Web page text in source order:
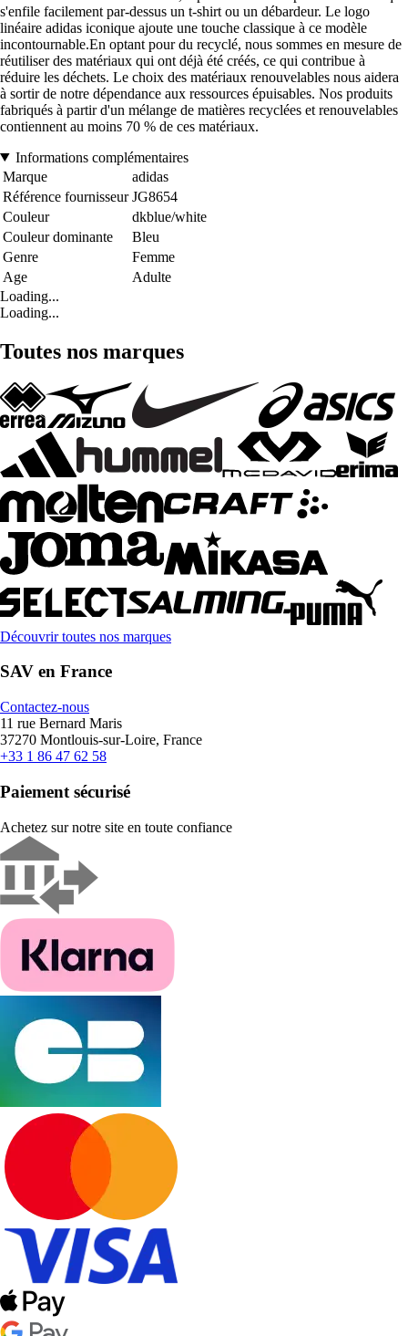
s'enfile facilement par-dessus un t-shirt ou un débardeur. Le logo
linéaire adidas iconique ajoute une touche classique à ce modèle
incontournable.En optant pour du recyclé, nous sommes en mesure de
réutiliser des matériaux qui ont déjà été créés, ce qui contribue à
réduire les déchets. Le choix des matériaux renouvelables nous aidera
à sortir de notre dépendance aux ressources épuisables. Nos produits
fabriqués à partir d'un mélange de matières recyclées et renouvelables
contiennent au moins 70 % de ces matériaux.
Informations complémentaires
Marque
adidas
Référence fournisseur JG8654
Couleur
dkblue/white
Couleur dominante
Bleu
Genre
Femme
Age
Adulte
Loading...
Loading...
Toutes nos marques
Découvrir toutes nos marques
SAV en France
Contactez-nous
11 rue Bernard Maris
37270 Montlouis-sur-Loire, France
+33 1 86 47 62 58
Paiement sécurisé
Achetez sur notre site en toute confiance